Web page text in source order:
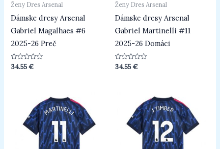
Ženy Dres Arsenal
Dámske dresy Arsenal
Gabriel Magalhaes #6
2025-26 Preč
Hodnotenie
0
34.55€
Ženy Dres Arsenal
Dámske dresy Arsenal
Gabriel Martinelli #11
2025-26 Domáci
Hodnotenie
0
34.55€